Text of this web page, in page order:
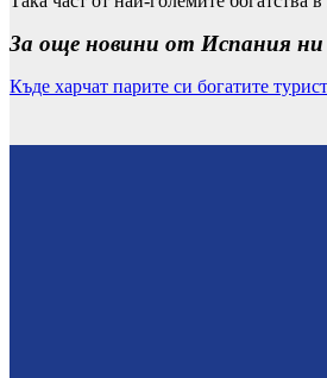
За още новини от Испания ни
Къде харчат парите си богатите